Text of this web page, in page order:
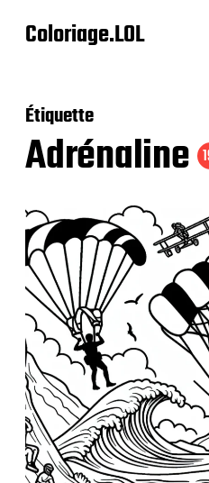
Coloriage.LOL
Étiquette
Adrénaline